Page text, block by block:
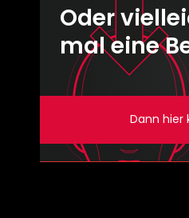
Oder
mal eine
Dann hier